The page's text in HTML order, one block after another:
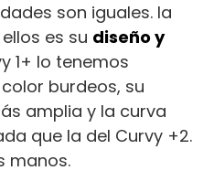
son iguales. la
es su diseño y
1+ lo tenemos
burdeos, su
amplia y la curva
que la del Curvy +2.
manos.